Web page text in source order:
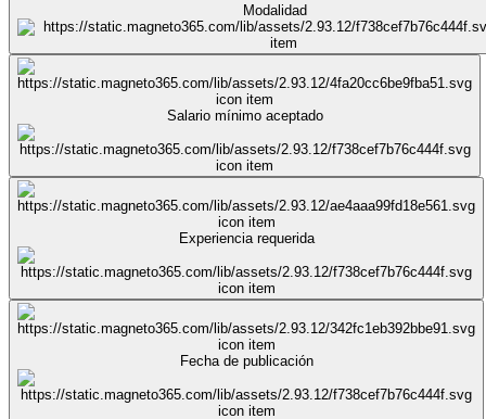
Modalidad
Salario mínimo aceptado
Experiencia requerida
Fecha de publicación